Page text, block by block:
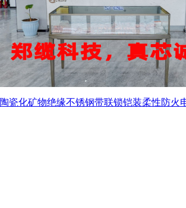
陶瓷化矿物绝缘不锈钢带联锁铠装柔性防火